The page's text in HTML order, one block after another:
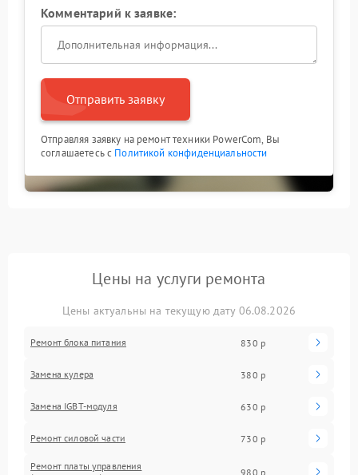
Комментарий к заявке:
Отправить заявку
Отправляя заявку на ремонт техники PowerCom, Вы
соглашаетесь с Политикой конфиденциальности
Цены на услуги ремонта
Цены актуальны на текущую дату 06.08.2026
Ремонт блока питания 830 р
Замена кулера 380 р
Замена IGBT-модуля 630 р
Ремонт силовой части 730 р
Ремонт платы управления
980 р